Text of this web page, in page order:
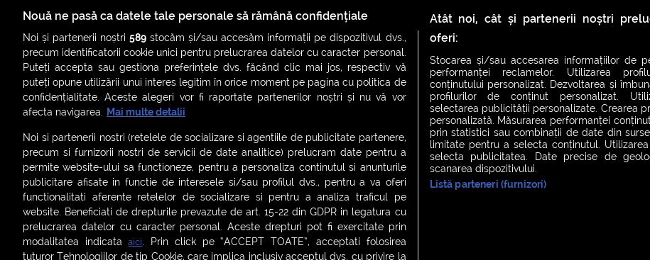
ȘTIRI SMART SHORTS LIVE FEVER BRUNCH FEVER NIGHT FEVER
LIVE FEVER CONCERT
Termeni și condiții | Politica de confidențialitate | Politica de cookies | Contact
Contact:
office@smartradio.ro
Nouă ne pasă ca datele tale personale să rămână confidențiale
Noi și partenerii noștri589 stocăm și/sau accesăm informații pe dispozitivul dvs.,
precum identificatorii cookie unici pentru prelucrarea datelor cu caracter personal.
Puteți accepta sau gestiona preferințele dvs. făcând clic mai jos, respectiv vă
puteți opune utilizării unui interes legitim în orice moment pe pagina cu politica de
confidențialitate. Aceste alegeri vor fi raportate partenerilor noștri și nu vă vor
afecta navigarea. Mai multe detalii
Noi si partenerii nostri (retelele de socializare si agentiile de publicitate partenere,
precum si furnizorii nostri de servicii de date analitice) prelucram date pentru a
permite website-ului sa functioneze, pentru a personaliza continutul si anunturile
publicitare afisate in functie de interesele si/sau profilul dvs., pentru a va oferi
functionalitati aferente retelelor de socializare si pentru a analiza traficul pe
website. Beneficiati de drepturile prevazute de art. 15-22 din GDPR in legatura cu
prelucrarea datelor cu caracter personal. Aceste drepturi pot fi exercitate prin
modalitatea indicataaici. Prin click pe “ACCEPT TOATE”, acceptati folosirea
tuturor Tehnologiilor de tip Cookie, care implica inclusiv acceptul dvs. cu privire la
Atât noi, cât și partenerii noștri
oferi:
Stocarea și/sau accesarea informațiilor de
performanței reclamelor. Utilizarea
conținutului personalizat. Dezvoltarea și
profilurilor de conținut personalizat.
selectarea publicității personalizate. Crearea
personalizată. Măsurarea performanței
prin statistici sau combinații de date din
limitate pentru a selecta conținutul.
selecta publicitatea. Date precise de
scanarea dispozitivului.
Listă parteneri (furnizori)